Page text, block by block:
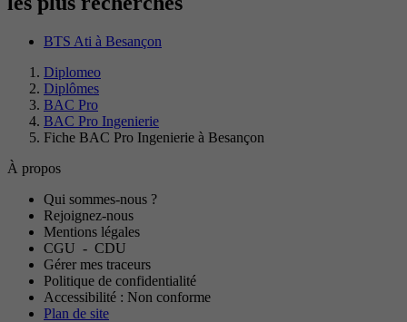
BTS Ati à Besançon
Diplomeo
Diplômes
BAC Pro
BAC Pro Ingenierie
Fiche BAC Pro Ingenierie à Besançon
À propos
Qui sommes-nous ?
Rejoignez-nous
Mentions légales
CGU - CDU
Gérer mes traceurs
Politique de confidentialité
Accessibilité : Non conforme
Plan de site